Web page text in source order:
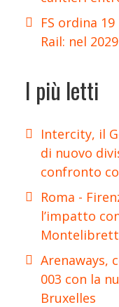
FS ordina
Rail: nel
I più letti
Intercity, il
di nuovo
confronto
Roma -
l’impatto
Arenaways,
003 con la
Bruxelles